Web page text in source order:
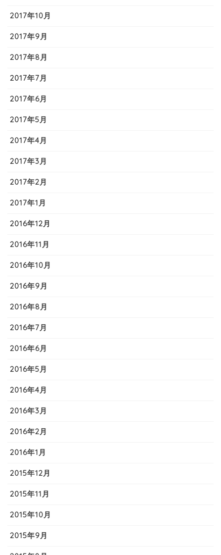
2017年10月
2017年9月
2017年8月
2017年7月
2017年6月
2017年5月
2017年4月
2017年3月
2017年2月
2017年1月
2016年12月
2016年11月
2016年10月
2016年9月
2016年8月
2016年7月
2016年6月
2016年5月
2016年4月
2016年3月
2016年2月
2016年1月
2015年12月
2015年11月
2015年10月
2015年9月